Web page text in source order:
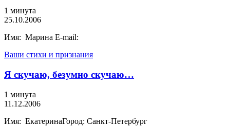
1 минута
25.10.2006
Имя: Марина E-mail:
Ваши стихи и признания
Я скучаю, безумно скучаю…
1 минута
11.12.2006
Имя: ЕкатеринаГород: Санкт-Петербург